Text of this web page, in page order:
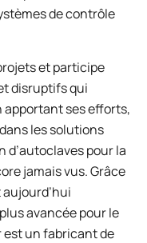
de contrôle
et participe
disruptifs qui
ses efforts,
les solutions
pour la
jamais vus. Grâce
avancée pour le
un fabricant de